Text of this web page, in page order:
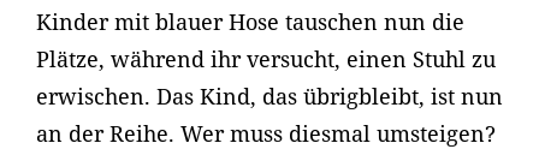
Kinder mit blauer Hose tauschen nun die
Plätze, während ihr versucht, einen Stuhl zu
erwischen. Das Kind, das übrigbleibt, ist nun
an der Reihe. Wer muss diesmal umsteigen?